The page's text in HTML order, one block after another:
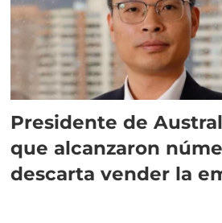
Presidente de
que alcanzaron
descarta vender la